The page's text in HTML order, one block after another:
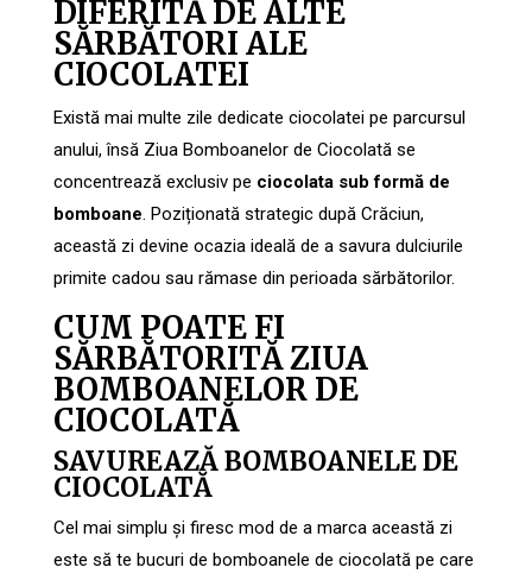
DIFERITĂ DE ALTE
SĂRBĂTORI ALE
CIOCOLATEI
Există mai multe zile dedicate ciocolatei pe parcursul
anului, însă Ziua Bomboanelor de Ciocolată se
concentrează exclusiv pe ciocolata sub formă de
bomboane. Poziționată strategic după Crăciun,
această zi devine ocazia ideală de a savura dulciurile
primite cadou sau rămase din perioada sărbătorilor.
CUM POATE FI
SĂRBĂTORITĂ ZIUA
BOMBOANELOR DE
CIOCOLATĂ
SAVUREAZĂ BOMBOANELE DE
CIOCOLATĂ
Cel mai simplu și firesc mod de a marca această zi
este să te bucuri de bomboanele de ciocolată pe care